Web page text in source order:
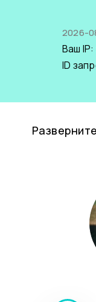
2026-
Ваш IP:
ID